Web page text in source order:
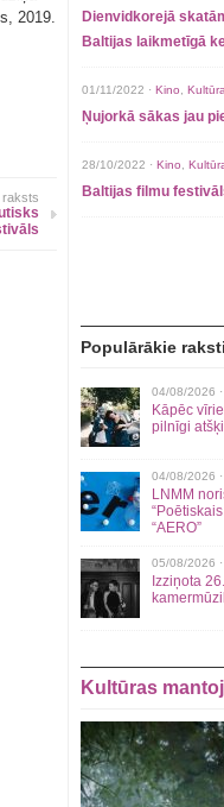
2019.
raksts
Dienvidkorejā
Baltijas laikmetīgā
01/11/2022 · Kino
Ņujorkā sākas jau
28/10/2022 · Kino
Baltijas filmu
Populārākie raksti
04/08/2026 ·
Kāpēc
pilnīgi
04/08/2026 ·
LNMM
“AERO”
05/08/2026 ·
Izziņota
Kultūras